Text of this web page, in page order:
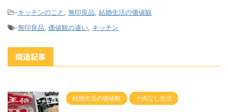
-キッチンのこと , 無印良品, 結婚生活の価値観
-無印良品, 価値観の違い, キッチン
関連記事
結婚生活の価値観 子供なし生活